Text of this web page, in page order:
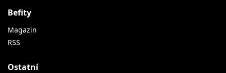
Befity
Magazin
RSS
Ostatní